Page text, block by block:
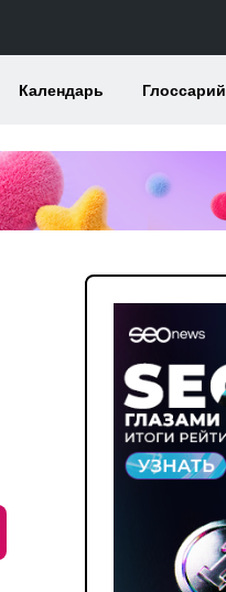
Календарь Глоссарий